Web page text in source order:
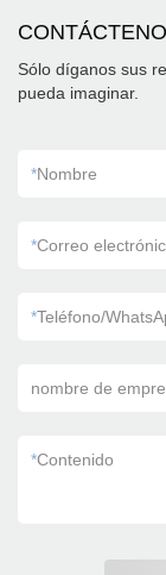
Sólo díganos sus
pueda imaginar.
*Nombre
*Correo
*Teléfono/
nombre de
*Contenido